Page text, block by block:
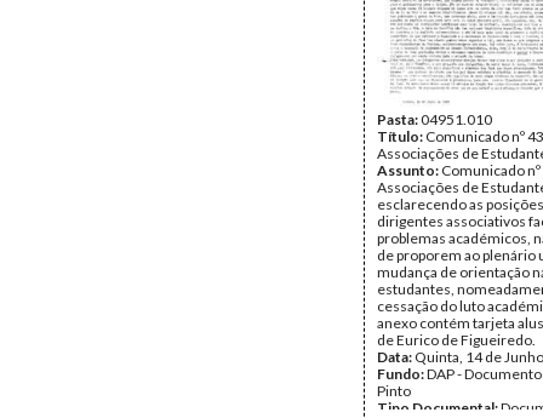
Pasta:04951.010
Título: Comunicado nº
Associações de
Assunto: Comunicado
Associações de
esclarecendo as
dirigentes associativos
problemas académicos,
de proporem ao plenário
mudança de orientação
estudantes,
cessação do luto
anexo contém tarjeta
de Eurico de Figueiredo.
Data: Quinta, 14 de
Fundo:DAP -
Pinto
Tipo Documental: